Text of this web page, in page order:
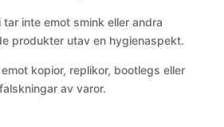
tar inte emot smink eller andra
produkter utav en hygienaspekt.
kopior, replikor, bootlegs eller
av varor.